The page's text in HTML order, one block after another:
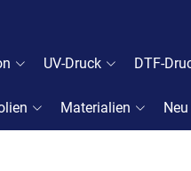
UV-Druck DTF-
Materialien Neu